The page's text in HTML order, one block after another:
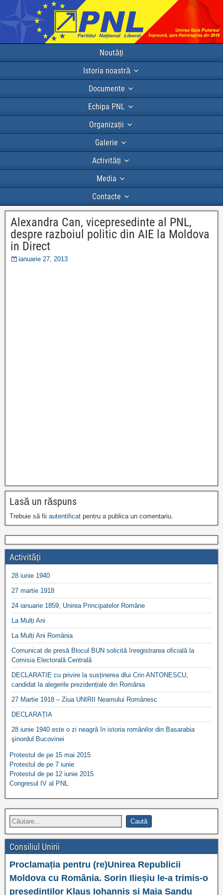
Noutăți
Istoria noastră
Documente
Echipa PNL
Organizații
Galerie
Activități
Media
Contacte
Alexandra Can, vicepresedinte al PNL,
despre razboiul politic din AIE la Moldova
in Direct
ianuarie 27, 2013
Lasă un răspuns
Trebuie să fii autentificat pentru a publica un comentariu.
Activități
28 iunie 1940
27 martie 1918
24 ianuarie 1859, Unirea Principatelor Române
La Mulți Ani
La Mulți Ani România
Comunicat de presă Blocul BUN solicită înregistrarea oficială la
Comisia Electorală Centrală
DECLARATIE cu privire la susținerea dlui Crin ANTONESCU,
candidat la alegerile prezidențiale din România
27 Martie 1918 – Ziua UNIRII Neamului Românesc
DECLARAȚIA
28 iunie 1940 este o zi neagră în istoria românilor din Basarabia
şinordul Bucovinei
Protestul de pe 15 mai 2015
Protestul de pe 7 iunie
Protestul de pe 12 iunie 2015
Congresul IV al PNL
Consiliul Unirii
Proclamația pentru (re)Unirea Republicii
Moldova cu România. Sorin Ilieșiu le-a trimis-o
președinților Klaus Iohannis și Maia Sandu